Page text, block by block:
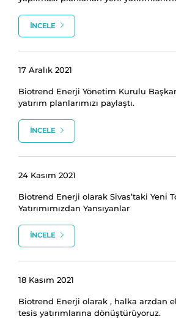
İNCELE
17 Aralık 2021
Biotrend Enerji Yönetim Kurulu
yatırım planlarımızı paylaştı.
İNCELE
24 Kasım 2021
Biotrend Enerji olarak Sivas’taki Yeni
Yatırımımızdan Yansıyanlar
İNCELE
18 Kasım 2021
Biotrend Enerji olarak , halka arzdan
tesis yatırımlarına dönüştürüyoruz.